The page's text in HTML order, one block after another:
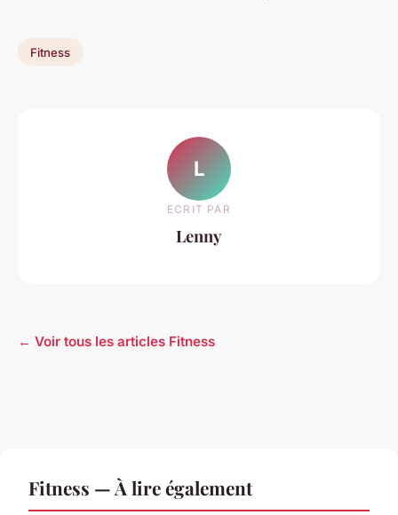
Fitness
L
ECRIT PAR
Lenny
← Voir tous les articles Fitness
Fitness — À lire également